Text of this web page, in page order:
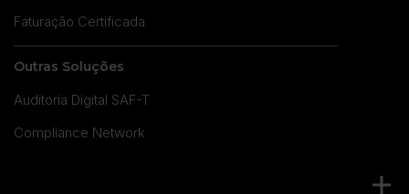
Faturação Certificada
Outras Soluções
Auditoria Digital SAF-T
Compliance Network